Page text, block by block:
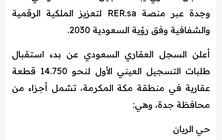
وجدة عبر منصة RER.sa لتعزيز الملكية الرقمية
والشفافية وفق رؤية السعودية 2030.
أعلن السجل العقاري السعودي عن بدء استقبال
طلبات التسجيل العيني الأول لنحو 14.750 قطعة
عقارية في منطقة مكة المكرمة، تشمل أجزاء من
محافظة جدة، وهي:
حي الريان